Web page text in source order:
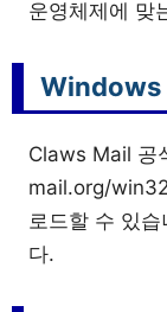
운영체제에 맞
Windows
Claws Mail 공
mail.org/
로드할 수 있
다.